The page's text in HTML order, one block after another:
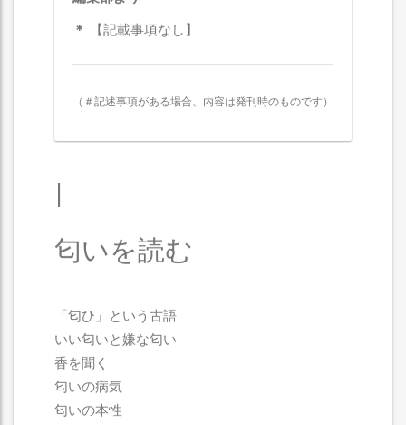
＊
【記載事項なし】
（＃記述事項がある場合、内容は発刊時のものです）
I
匂いを読む
「匂ひ」という古語
いい匂いと嫌な匂い
香を聞く
匂いの病気
匂いの本性